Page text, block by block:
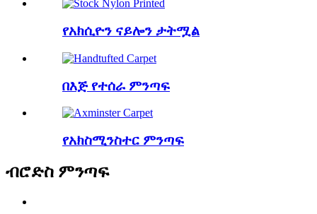
የአክሲዮን ናይሎን ታትሟል
በእጅ የተሰራ ምንጣፍ
የአክስሚንስተር ምንጣፍ
ብሮድስ ምንጣፍ